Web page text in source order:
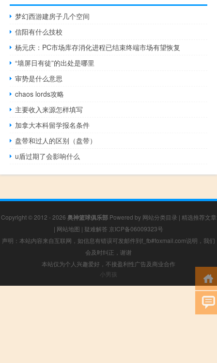
梦幻西游建房子几个空间
信阳有什么技校
杨元庆：PC市场库存消化进程已结束终端市场有望恢复
“墙屏日有徒”的出处是哪里
审势是什么意思
chaos lords攻略
主要收入来源怎样填写
加拿大本科留学报名条件
盘带和过人的区别（盘带）
u盾过期了会影响什么
Copyright © 2012 - 2026 奥神篮球俱乐部Powered by 网站分类目录 | 精选推荐文章
| 网站地图 | 疑难解答 京ICP备06009323号
声明：本站内容来自互联网，如信息有错误可发邮件到f_fb#foxmail.com说明，我们
会及时纠正，谢谢
本站仅为个人兴趣爱好，不接盈利性广告及商业合作
小男孩